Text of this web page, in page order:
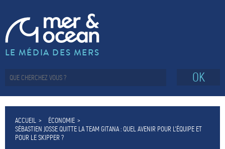
LE MÉDIA DES MERS
OK
ACCUEIL
ÉCONOMIE
SÉBASTIEN JOSSE QUITTE LA TEAM GITANA : QUEL AVENIR POUR L’ÉQUIPE ET
POUR LE SKIPPER ?